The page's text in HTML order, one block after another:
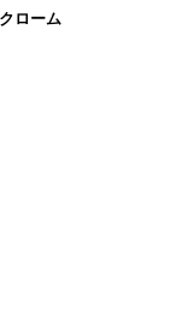
ローム